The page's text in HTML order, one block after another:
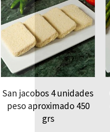
San jacobos 4 unidades
peso aproximado 450
grs